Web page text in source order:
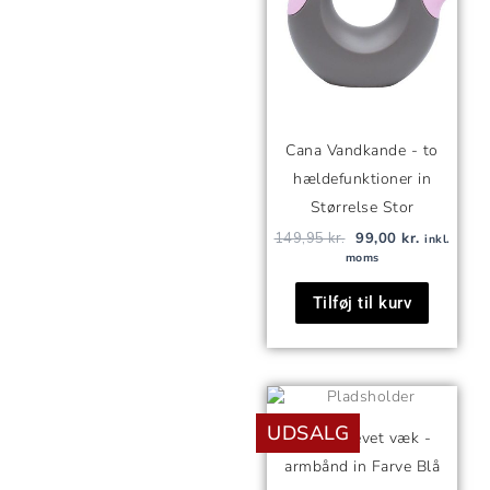
Cana Vandkande - to
hældefunktioner in
Størrelse Stor
149,95kr. 99,00 kr. inkl.
moms
Tilføj til kurv
UDSALG
Jeg er blevet væk -
armbånd in Farve Blå
Den
oprindelige
pris
var:
29,95 kr..
Den
pris
er:
23,00 kr..